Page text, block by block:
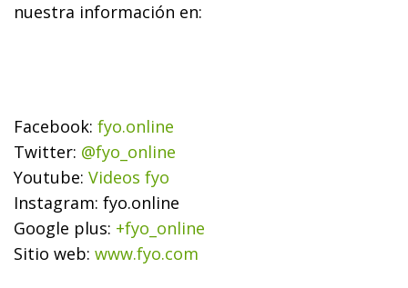
nuestra información en:
Facebook: fyo.online
Twitter: @fyo_online
Youtube: Videos fyo
Instagram: fyo.online
Google plus: +fyo_online
Sitio web: www.fyo.com